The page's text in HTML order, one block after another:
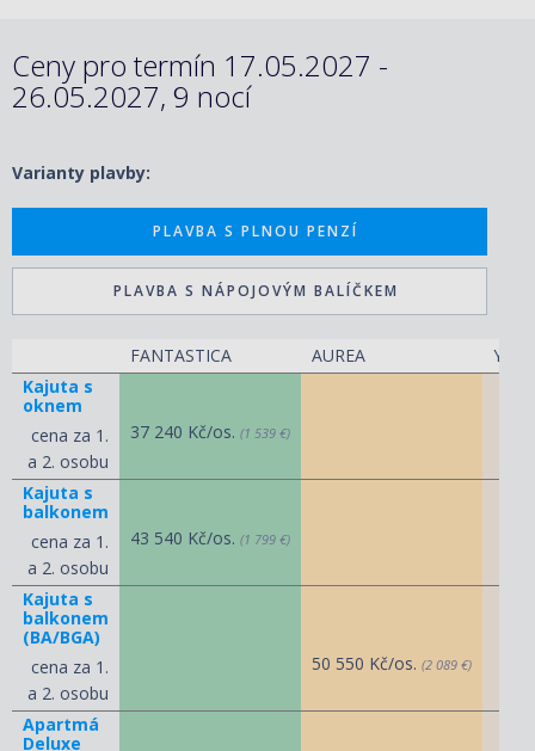
Ceny pro termín 17.05.2027 -
26.05.2027, 9 nocí
Varianty plavby:
PLAVBA S PLNOU PENZÍ
PLAVBA S NÁPOJOVÝM BALÍČKEM
FANTASTICA AUREA
Kajuta s
oknem
cena za 1.
a 2. osobu
37 240 Kč/os. (1 539 €)
Kajuta s
balkonem
cena za 1.
a 2. osobu
43 540 Kč/os. (1 799 €)
Kajuta s
balkonem
(BA/BGA)
cena za 1.
a 2. osobu
50 550 Kč/os. (2 089 €)
Apartmá
Deluxe